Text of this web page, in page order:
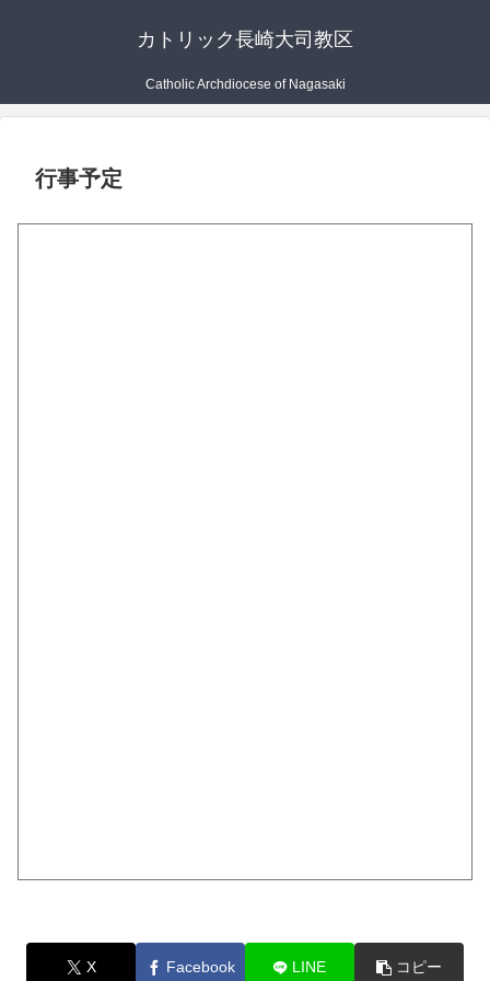
カトリック長崎大司教区
Catholic Archdiocese of Nagasaki
行事予定
X Facebook LINE コピー